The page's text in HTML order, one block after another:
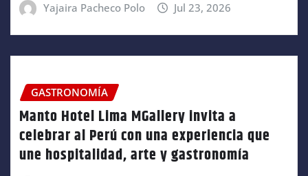
Yajaira Pacheco Polo Jul 23, 2026
GASTRONOMÍA
Manto Hotel Lima MGallery invita a
celebrar al Perú con una experiencia que
une hospitalidad, arte y gastronomía